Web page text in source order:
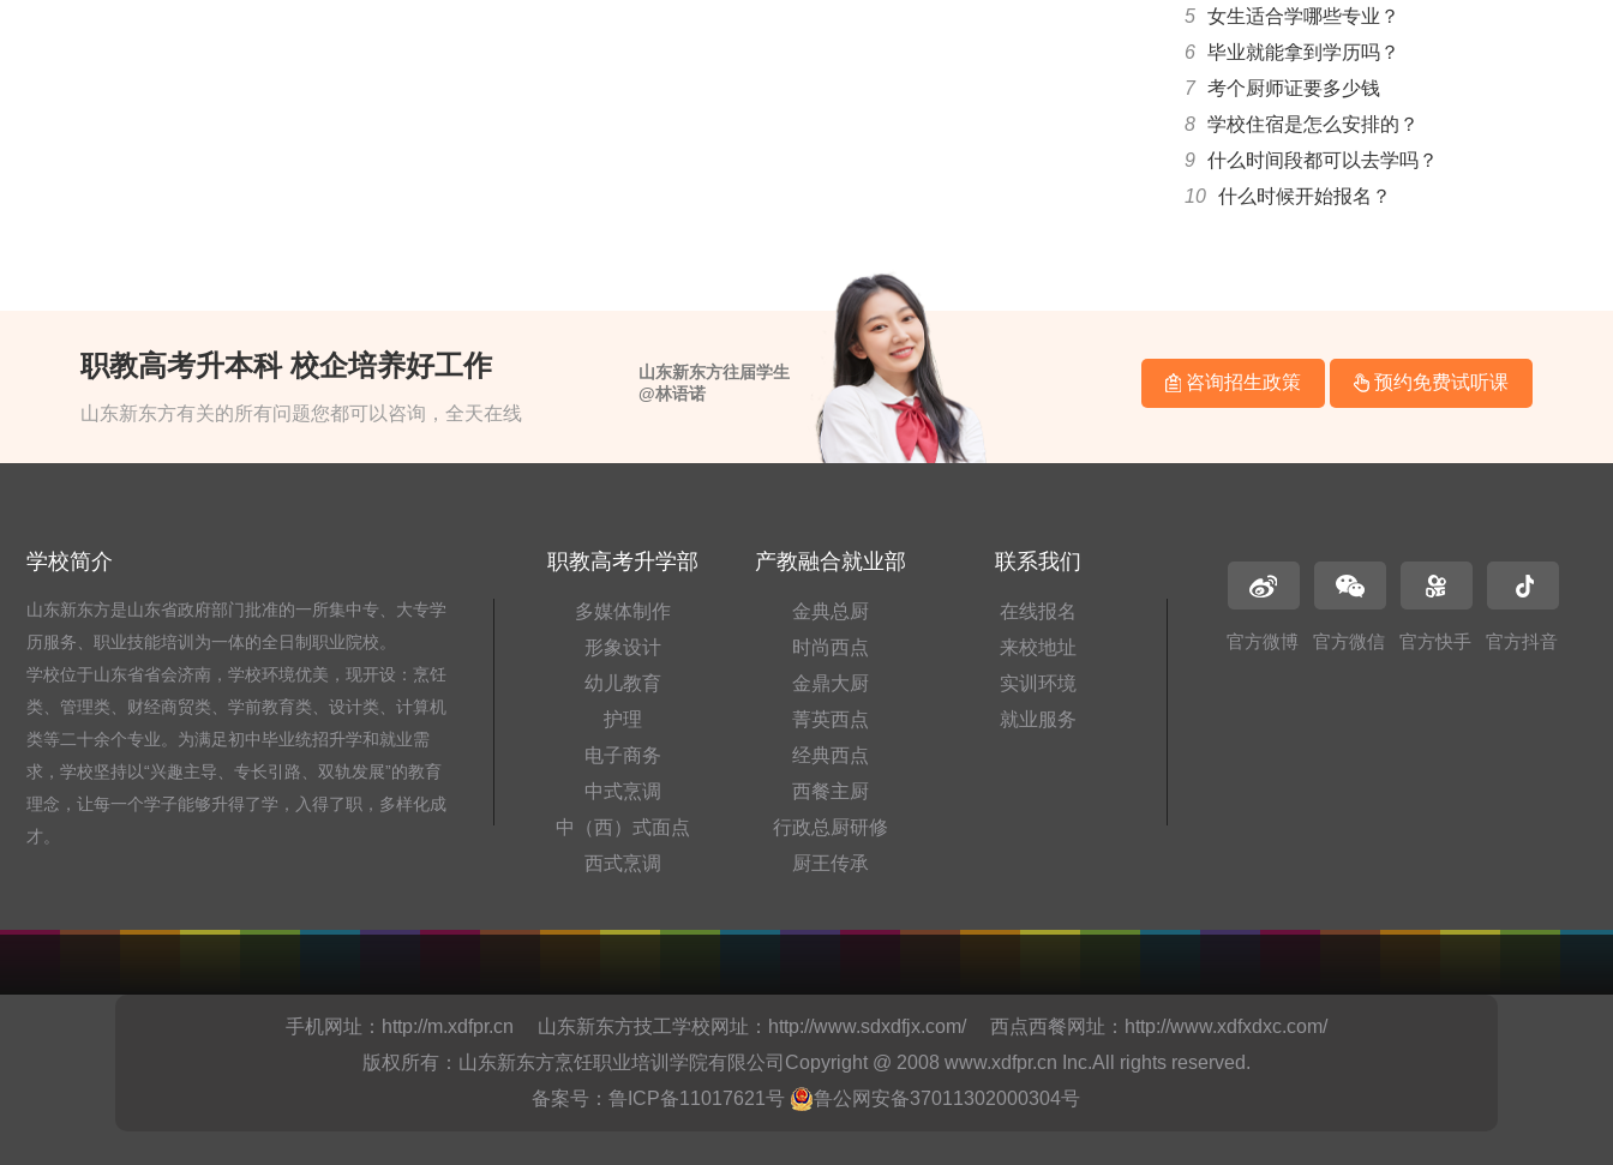
5 女生适合学哪些专业？
6 毕业就能拿到学历吗？
7 考个厨师证要多少钱
8 学校住宿是怎么安排的？
9 什么时间段都可以去学吗？
10 什么时候开始报名？
职教高考升本科 校企培养好工作
山东新东方有关的所有问题您都可以咨询，全天在线
咨询招生政策 预约免费试听课
山东新东方往届学生
@林语诺
学校简介
山东新东方是山东省政府部门批准的一所集中专、大专学
历服务、职业技能培训为一体的全日制职业院校。
学校位于山东省省会济南，学校环境优美，现开设：烹饪
类、管理类、财经商贸类、学前教育类、设计类、计算机
类等二十余个专业。为满足初中毕业统招升学和就业需
求，学校坚持以“兴趣主导、专长引路、双轨发展”的教育
理念，让每一个学子能够升得了学，入得了职，多样化成
才。
职教高考升学部
多媒体制作
形象设计
幼儿教育
护理
电子商务
中式烹调
中（西）式面点
西式烹调
产教融合就业部
金典总厨
时尚西点
金鼎大厨
菁英西点
经典西点
西餐主厨
行政总厨研修
厨王传承
联系我们
在线报名
来校地址
实训环境
就业服务
官方微博 官方微信 官方快手 官方抖音
手机网址： http://m.xdfpr.cn 山东新东方技工学校网址： http://www.sdxdfjx.com/西点西餐网址： http://www.xdfxdxc.com/
版权所有：山东新东方烹饪职业培训学院有限公司Copyright @ 2008 www.xdfpr.cn Inc.All rights reserved.
备案号：鲁ICP备11017621号 鲁公网安备37011302000304号